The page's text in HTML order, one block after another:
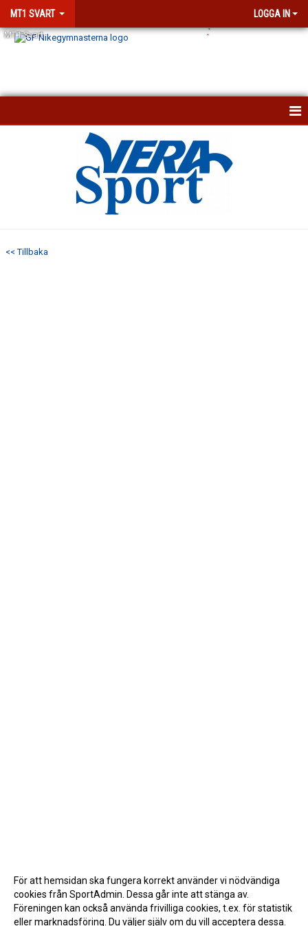
MT1 SVART LOGGA IN
.`
MT1 Svart
<< Tillbaka
För att hemsidan ska fungera korrekt använder vi nödvändiga
cookies från SportAdmin. Dessa går inte att stänga av.
Föreningen kan också använda frivilliga cookies, t.ex. för statistik
eller marknadsföring. Du väljer själv om du vill acceptera dessa.